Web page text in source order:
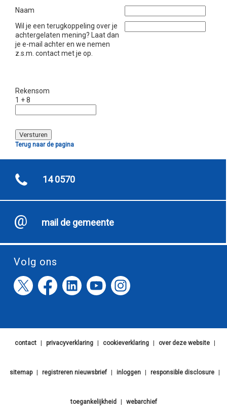
Naam
Wil je een terugkoppeling over je
achtergelaten mening? Laat dan
je e-mail achter en we nemen
z.s.m. contact met je op.
Rekensom
1 + 8
Terug naar de pagina
14 0570
mail de gemeente
Volg ons
contact privacyverklaring cookieverklaring over deze website
sitemap registreren nieuwsbrief inloggen responsible disclosure
toegankelijkheid webarchief